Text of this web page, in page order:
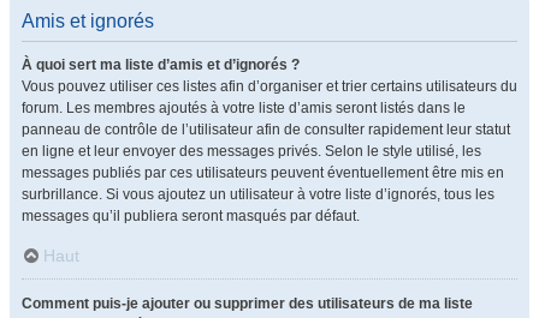
Amis et ignorés
À quoi sert ma liste d’amis et d’ignorés ?
Vous pouvez utiliser ces listes afin d’organiser et trier certains utilisateurs du
forum. Les membres ajoutés à votre liste d’amis seront listés dans le
panneau de contrôle de l’utilisateur afin de consulter rapidement leur statut
en ligne et leur envoyer des messages privés. Selon le style utilisé, les
messages publiés par ces utilisateurs peuvent éventuellement être mis en
surbrillance. Si vous ajoutez un utilisateur à votre liste d’ignorés, tous les
messages qu’il publiera seront masqués par défaut.
Haut
Comment puis-je ajouter ou supprimer des utilisateurs de ma liste